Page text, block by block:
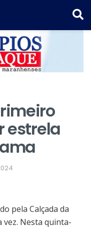
estrela
pela Calçada da
vez. Nesta quinta-